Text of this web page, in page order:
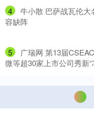
4
牛小散 巴萨战瓦伦
容缺阵
5
广瑞网 第13届
微等超30家上市公司秀新“